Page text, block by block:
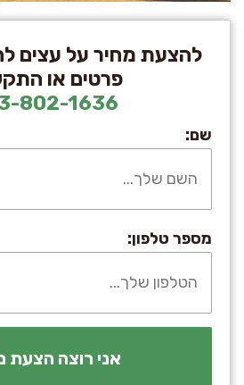
להצעת מחיר על עצים
פרטים או
802-1636
שם:
מספר טלפון: